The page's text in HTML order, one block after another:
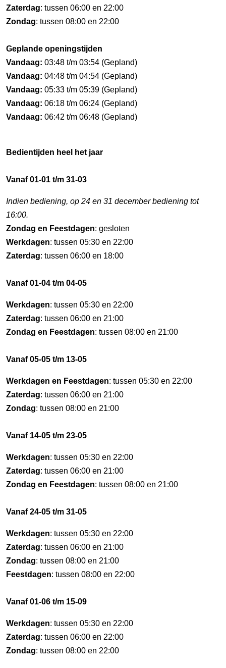
Zaterdag: tussen 06:00 en 22:00
Zondag: tussen 08:00 en 22:00
Geplande openingstijden
Vandaag: 03:48 t/m 03:54 (Gepland)
Vandaag: 04:48 t/m 04:54 (Gepland)
Vandaag: 05:33 t/m 05:39 (Gepland)
Vandaag: 06:18 t/m 06:24 (Gepland)
Vandaag: 06:42 t/m 06:48 (Gepland)
Bedientijden heel het jaar
Vanaf 01-01 t/m 31-03
Indien bediening, op 24 en 31 december bediening tot
16:00.
Zondag en Feestdagen: gesloten
Werkdagen: tussen 05:30 en 22:00
Zaterdag: tussen 06:00 en 18:00
Vanaf 01-04 t/m 04-05
Werkdagen: tussen 05:30 en 22:00
Zaterdag: tussen 06:00 en 21:00
Zondag en Feestdagen: tussen 08:00 en 21:00
Vanaf 05-05 t/m 13-05
Werkdagen en Feestdagen: tussen 05:30 en 22:00
Zaterdag: tussen 06:00 en 21:00
Zondag: tussen 08:00 en 21:00
Vanaf 14-05 t/m 23-05
Werkdagen: tussen 05:30 en 22:00
Zaterdag: tussen 06:00 en 21:00
Zondag en Feestdagen: tussen 08:00 en 21:00
Vanaf 24-05 t/m 31-05
Werkdagen: tussen 05:30 en 22:00
Zaterdag: tussen 06:00 en 21:00
Zondag: tussen 08:00 en 21:00
Feestdagen: tussen 08:00 en 22:00
Vanaf 01-06 t/m 15-09
Werkdagen: tussen 05:30 en 22:00
Zaterdag: tussen 06:00 en 22:00
Zondag: tussen 08:00 en 22:00